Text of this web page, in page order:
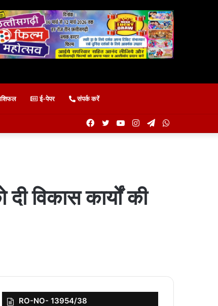
ई-पेपर संपर्क करें
Telegram
Instagram
YouTube
Twitter
Facebook
दी विकास कार्यों की
RO-NO- 13954/38